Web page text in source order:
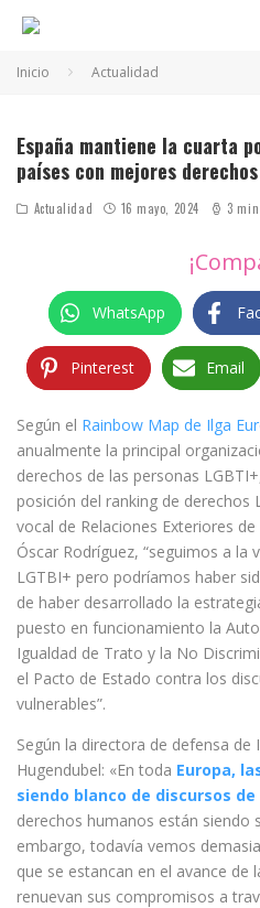
Inicio Actualidad
España mantiene la cuarta
países con mejores
Actualidad 16 mayo, 2024 3
WhatsApp
Pinterest Email
Según el Rainbow Map de Ilga
anualmente la principal
derechos de las personas
posición del ranking de derechos
vocal de Relaciones Exteriores
Óscar Rodríguez, “seguimos a la
LGTBI+ pero podríamos haber
de haber desarrollado la
puesto en funcionamiento la
Igualdad de Trato y la No
el Pacto de Estado contra los
vulnerables”.
Según la directora de defensa de
Hugendubel: «En toda Europa,
siendo blanco de discursos
derechos humanos están siendo
embargo, todavía vemos
que se estancan en el avance de
renuevan sus compromisos a